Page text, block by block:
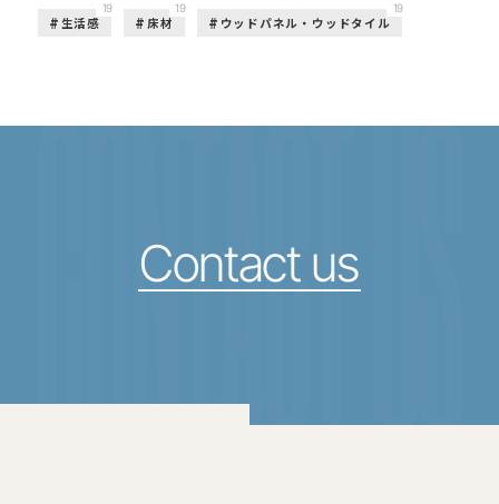
生活感
19
床材
19
ウッドパネル・ウッドタイル
19
CONTACT US
Contact us